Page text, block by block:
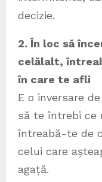
decizie.
2. În loc să
celălalt,
în care te afli
E o inversare
să te întrebi ce
întreabă-te de
celui care
agață.